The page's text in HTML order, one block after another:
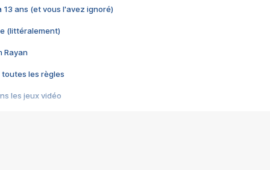
13 ans (et vous l'avez ignoré)
(littéralement)
Rayan
toutes les règles
les jeux vidéo